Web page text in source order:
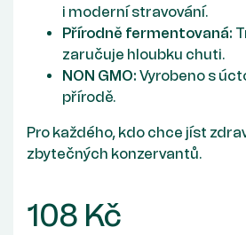
i moderní stravování.
Přírodně fermentovaná:
zaručuje hloubku chuti.
NON GMO: Vyrobeno s
přírodě.
Pro každého, kdo chce jíst
zbytečných konzervantů.
108 Kč